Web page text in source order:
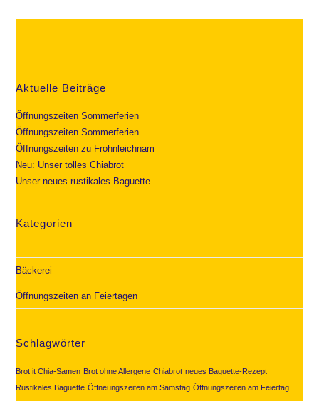
Aktuelle Beiträge
Öffnungszeiten Sommerferien
Öffnungszeiten Sommerferien
Öffnungszeiten zu Frohnleichnam
Neu: Unser tolles Chiabrot
Unser neues rustikales Baguette
Kategorien
Bäckerei
Öffnungszeiten an Feiertagen
Schlagwörter
Brot it Chia-Samen Brot ohne Allergene Chiabrot neues Baguette-Rezept
Rustikales Baguette Öffneungszeiten am Samstag Öffnungszeiten am Feiertag